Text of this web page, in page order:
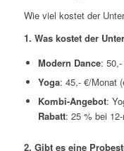
Wie viel kostet der
1. Was kostet der
Modern Dance: 50,-
Yoga: 45,- €/Monat
Kombi-Angebot:
Rabatt: 25 % bei
2. Gibt es eine